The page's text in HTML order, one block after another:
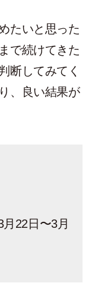
たいと思った
で続けてきた
断してみてく
、良い結果が
22日〜3月